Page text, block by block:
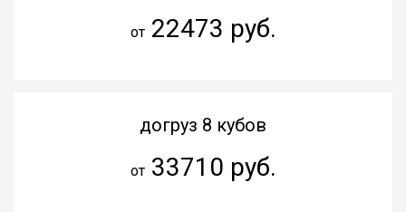
от22473 руб.
догруз 8 кубов
от33710 руб.